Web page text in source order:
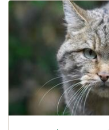
Vom Acker zum